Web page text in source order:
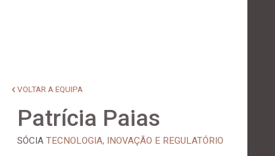
VOLTAR A EQUIPA
Patrícia Paias
SÓCIATECNOLOGIA, INOVAÇÃO E REGULATÓRIO